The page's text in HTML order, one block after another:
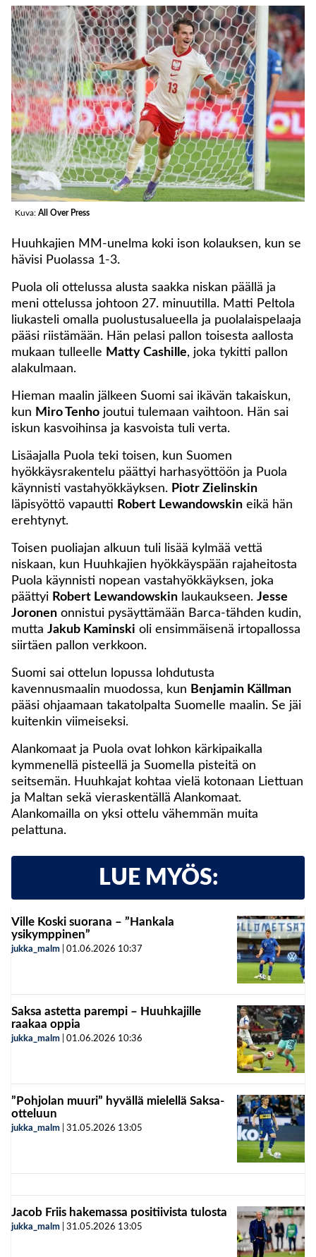
Kuva: All Over Press
Huuhkajien MM-unelma koki ison kolauksen, kun se
hävisi Puolassa 1-3.
Puola oli ottelussa alusta saakka niskan päällä ja
meni ottelussa johtoon 27. minuutilla. Matti Peltola
liukasteli omalla puolustusalueella ja puolalaispelaaja
pääsi riistämään. Hän pelasi pallon toisesta aallosta
mukaan tulleelle Matty Cashille, joka tykitti pallon
alakulmaan.
Hieman maalin jälkeen Suomi sai ikävän takaiskun,
kun Miro Tenho joutui tulemaan vaihtoon. Hän sai
iskun kasvoihinsa ja kasvoista tuli verta.
Lisäajalla Puola teki toisen, kun Suomen
hyökkäysrakentelu päättyi harhasyöttöön ja Puola
käynnisti vastahyökkäyksen. Piotr Zielinskin
läpisyöttö vapautti Robert Lewandowskin eikä hän
erehtynyt.
Toisen puoliajan alkuun tuli lisää kylmää vettä
niskaan, kun Huuhkajien hyökkäyspään rajaheitosta
Puola käynnisti nopean vastahyökkäyksen, joka
päättyi Robert Lewandowskin laukaukseen. Jesse
Joronen onnistui pysäyttämään Barca-tähden kudin,
mutta Jakub Kaminski oli ensimmäisenä irtopallossa
siirtäen pallon verkkoon.
Suomi sai ottelun lopussa lohdutusta
kavennusmaalin muodossa, kun Benjamin Källman
pääsi ohjaamaan takatolpalta Suomelle maalin. Se jäi
kuitenkin viimeiseksi.
Alankomaat ja Puola ovat lohkon kärkipaikalla
kymmenellä pisteellä ja Suomella pisteitä on
seitsemän. Huuhkajat kohtaa vielä kotonaan Liettuan
ja Maltan sekä vieraskentällä Alankomaat.
Alankomailla on yksi ottelu vähemmän muita
pelattuna.
LUE MYÖS:
Ville Koski suorana – ”Hankala
ysikymppinen”
jukka_malm 01.06.2026 10:37
Saksa astetta parempi – Huuhkajille
raakaa oppia
jukka_malm 01.06.2026 10:36
”Pohjolan muuri” hyvällä mielellä Saksa-
otteluun
jukka_malm 31.05.2026 13:05
Jacob Friis hakemassa positiivista tulosta
jukka_malm 31.05.2026 13:05